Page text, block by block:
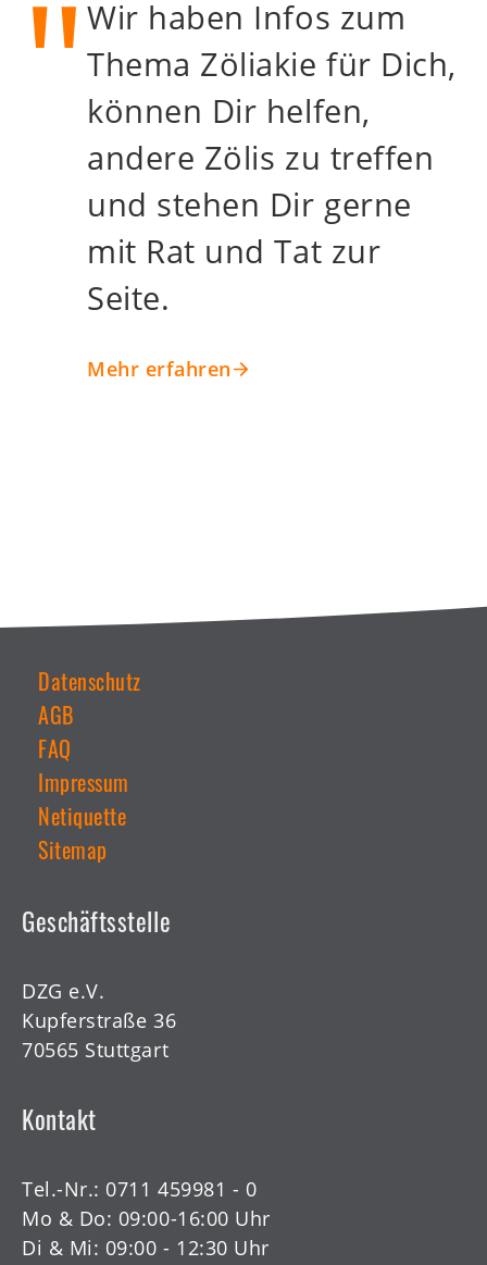
Wir haben Infos zum
Thema Zöliakie für Dich,
können Dir helfen,
andere Zölis zu treffen
und stehen Dir gerne
mit Rat und Tat zur
Seite.
Mehr erfahren
Weiterführende
Links
Datenschutz
AGB
FAQ
Impressum
Netiquette
Sitemap
Geschäftsstelle
DZG e.V.
Kupferstraße 36
70565 Stuttgart
Kontakt
Tel.-Nr.: 0711 459981 - 0
Mo & Do: 09:00-16:00 Uhr
Di & Mi: 09:00 - 12:30 Uhr